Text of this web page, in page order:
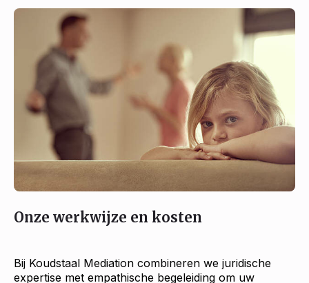
Onze werkwijze en kosten
Bij Koudstaal Mediation combineren we juridische
expertise met empathische begeleiding om uw